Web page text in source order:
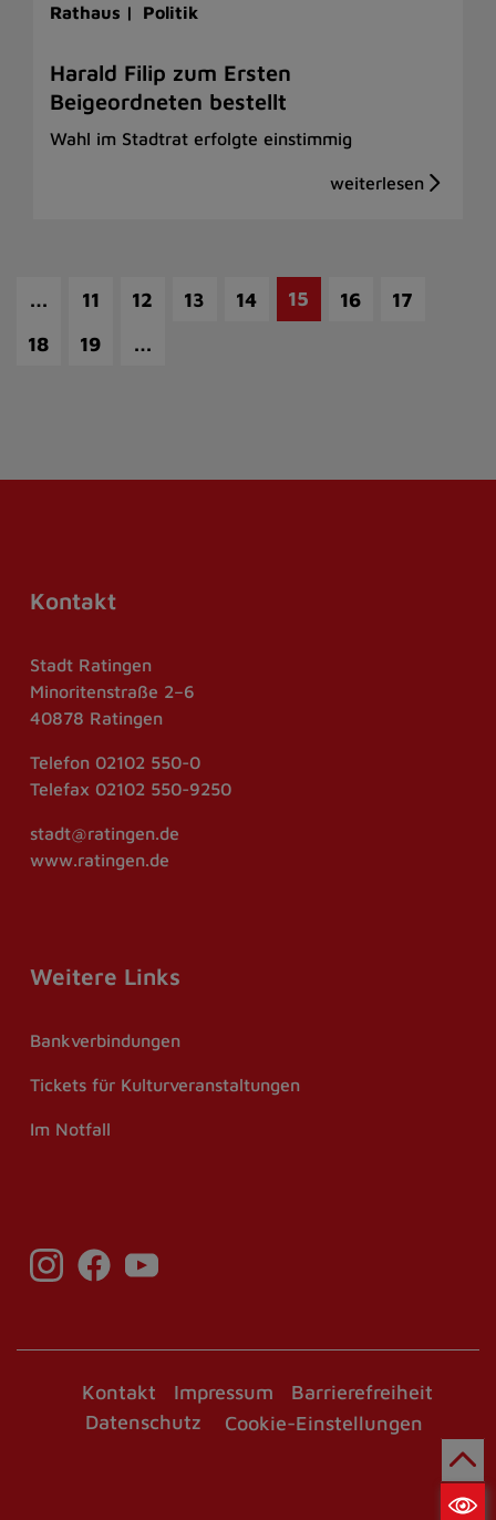
Rathaus | Politik
Harald Filip zum Ersten
Beigeordneten bestellt
Wahl im Stadtrat erfolgte einstimmig
… 11 12 13 14 15 16
17
18
19 …
Kontakt
Stadt Ratingen
Minoritenstraße 2–6
40878 Ratingen
Telefon 02102 550-0
Telefax 02102 550-9250
stadt@ratingen.de
www.ratingen.de
Weitere Links
Bankverbindungen
Tickets für Kulturveranstaltungen
Im Notfall
Kontakt Impressum
Barrierefreiheit
Datenschutz
Cookie-Einstellungen